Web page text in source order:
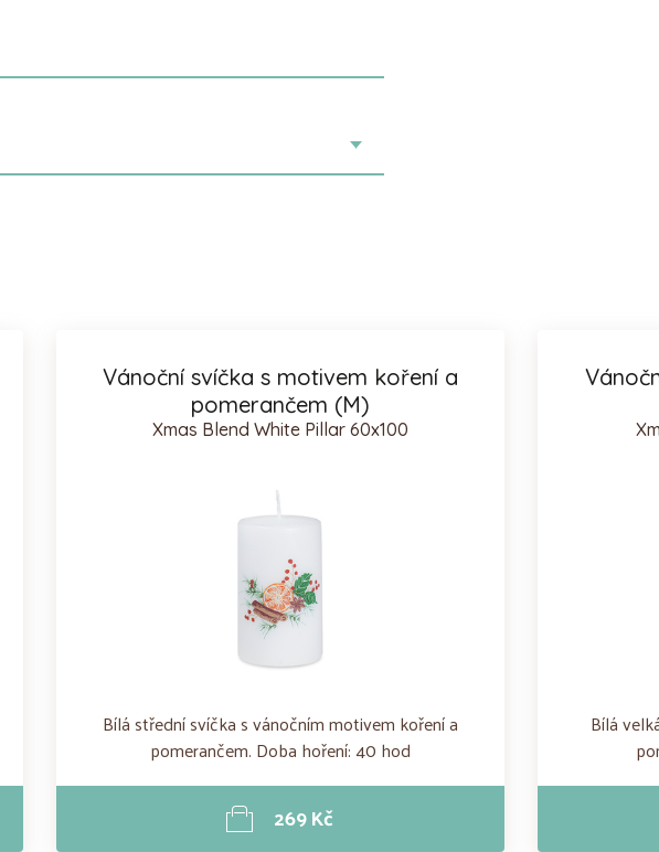
Vánoční svíčka s motivem koření a
pomerančem (M)
Xmas Blend White Pillar 60x100
Bílá střední svíčka s vánočním motivem koření a
pomerančem. Doba hoření: 40 hod
269 Kč
Bílá